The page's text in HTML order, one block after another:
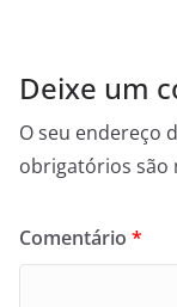
Deixe um
O seu endereço
obrigatórios são
Comentário *